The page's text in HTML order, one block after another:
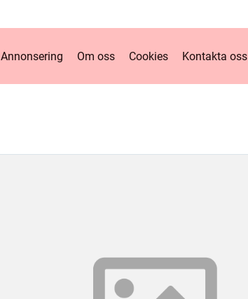
Annonsering Om oss Cookies Kontakta oss